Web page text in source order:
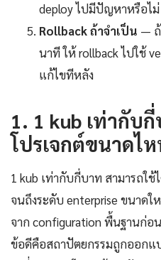
deploy ไปมีปัญหาหรือไ
Rollback ถ้าจำเป็น — ถ้
นาที ให้ rollback ไปใช้
แก้ไขทีหลัง
1. 1 kub เท่ากับ
โปรเจกต์ขนาดไ
1 kub เท่ากับกี่บาท สามารถใ
จนถึงระดับ enterprise ขนาด
จาก configuration พื้นฐานก่อ
ข้อดีคือสถาปัตยกรรมถูกออกแ